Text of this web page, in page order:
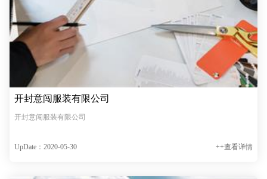
开封意闯服装有限公司
开封意闯服装有限公司
UpDate：2020-05-30 ++查看详情